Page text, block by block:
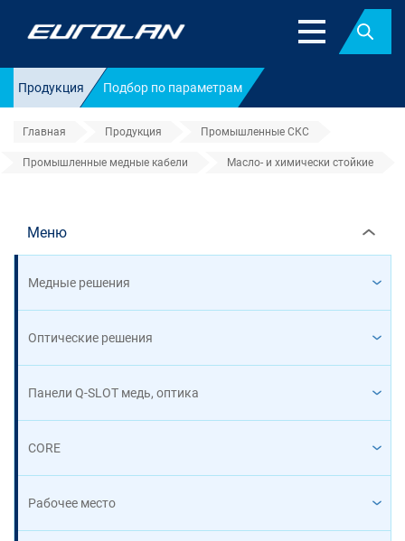
Найти
Продукция Подбор по параметрам
Главная Продукция Промышленные СКС
Промышленные медные кабели Масло- и химически стойкие
Масло- и химически стойкие
Меню
Медные решения
Оптические решения
Панели Q-SLOT медь, оптика
CORE
Рабочее место